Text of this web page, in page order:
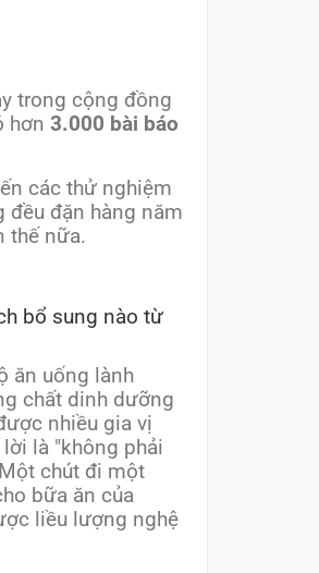
trong cộng đồng
hơn 3.000 bài báo
các thử nghiệm
đặn hàng năm
thế nữa.
bổ sung nào từ
ăn uống lành
chất dinh dưỡng
nhiều gia vị
là "không phải
chút đi một
bữa ăn của
liều lượng nghệ